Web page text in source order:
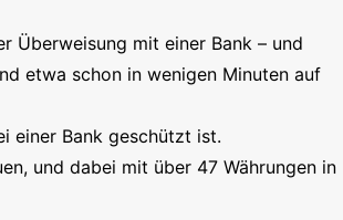
Überweisung mit einer Bank – und
etwa schon in wenigen Minuten auf
einer Bank geschützt ist.
und dabei mit über 47 Währungen in